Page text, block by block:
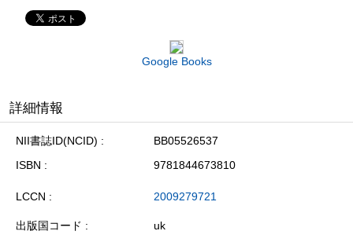
Google Books
詳細情報
NII書誌ID(NCID)
BB05526537
ISBN
9781844673810
LCCN 2009279721
出版国コード
uk